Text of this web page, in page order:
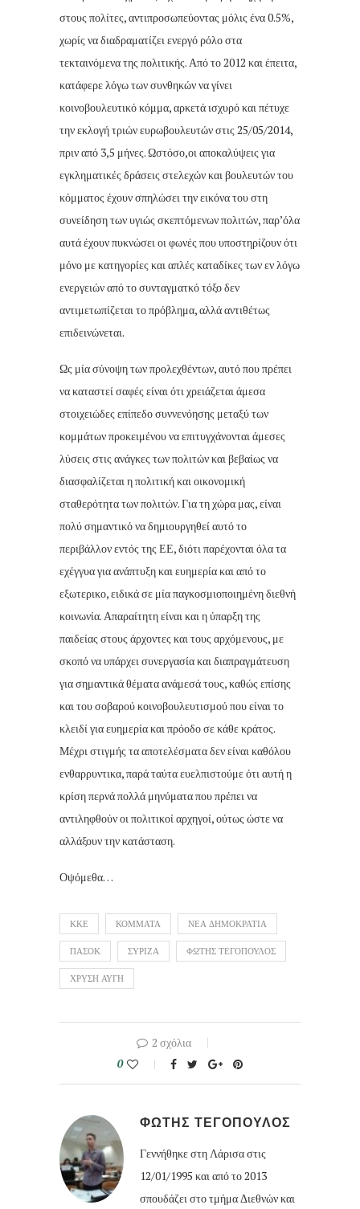
στους πολίτες, αντιπροσωπεύοντας μόλις ένα 0.5%,
χωρίς να διαδραματίζει ενεργό ρόλο στα
τεκταινόμενα της πολιτικής. Από το 2012 και έπειτα,
κατάφερε λόγω των συνθηκών να γίνει
κοινοβουλευτικό κόμμα, αρκετά ισχυρό και πέτυχε
την εκλογή τριών ευρωβουλευτών στις 25/05/2014,
πριν από 3,5 μήνες. Ωστόσο,οι αποκαλύψεις για
εγκληματικές δράσεις στελεχών και βουλευτών του
κόμματος έχουν σπηλώσει την εικόνα του στη
συνείδηση των υγιώς σκεπτόμενων πολιτών, παρ’όλα
αυτά έχουν πυκνώσει οι φωνές που υποστηρίζουν ότι
μόνο με κατηγορίες και απλές καταδίκες των εν λόγω
ενεργειών από το συνταγματκό τόξο δεν
αντιμετωπίζεται το πρόβλημα, αλλά αντιθέτως
επιδεινώνεται.
Ως μία σύνοψη των προλεχθέντων, αυτό που πρέπει
να καταστεί σαφές είναι ότι χρειάζεται άμεσα
στοιχειώδες επίπεδο συννενόησης μεταξύ των
κομμάτων προκειμένου να επιτυγχάνονται άμεσες
λύσεις στις ανάγκες των πολιτών και βεβαίως να
διασφαλίζεται η πολιτική και οικονομική
σταθερότητα των πολιτών. Για τη χώρα μας, είναι
πολύ σημαντικό να δημιουργηθεί αυτό το
περιβάλλον εντός της ΕΕ, διότι παρέχονται όλα τα
εχέγγυα για ανάπτυξη και ευημερία και από το
εξωτερικο, ειδικά σε μία παγκοσμιοποιημένη διεθνή
κοινωνία. Απαραίτητη είναι και η ύπαρξη της
παιδείας στους άρχοντες και τους αρχόμενους, με
σκοπό να υπάρχει συνεργασία και διαπραγμάτευση
για σημαντικά θέματα ανάμεσά τους, καθώς επίσης
και του σοβαρού κοινοβουλευτισμού που είναι το
κλειδί για ευημερία και πρόοδο σε κάθε κράτος.
Μέχρι στιγμής τα αποτελέσματα δεν είναι καθόλου
ενθαρρυντικα, παρά ταύτα ευελπιστούμε ότι αυτή η
κρίση περνά πολλά μηνύματα που πρέπει να
αντιληφθούν οι πολιτικοί αρχηγοί, ούτως ώστε να
αλλάξουν την κατάσταση.
Οψόμεθα…
ΚΚΕ ΚΟΜΜΑΤΑ ΝΕΑ ΔΗΜΟΚΡΑΤΙΑ
ΠΑΣΟΚ ΣΥΡΙΖΑ ΦΩΤΗΣ ΤΕΓΟΠΟΥΛΟΣ
ΧΡΥΣΗ ΑΥΓΗ
2 σχόλια
0
ΦΩΤΗΣ ΤΕΓΟΠΟΥΛΟΣ
Γεννήθηκε στη Λάρισα στις
12/01/1995 και από το 2013
σπουδάζει στο τμήμα Διεθνών και